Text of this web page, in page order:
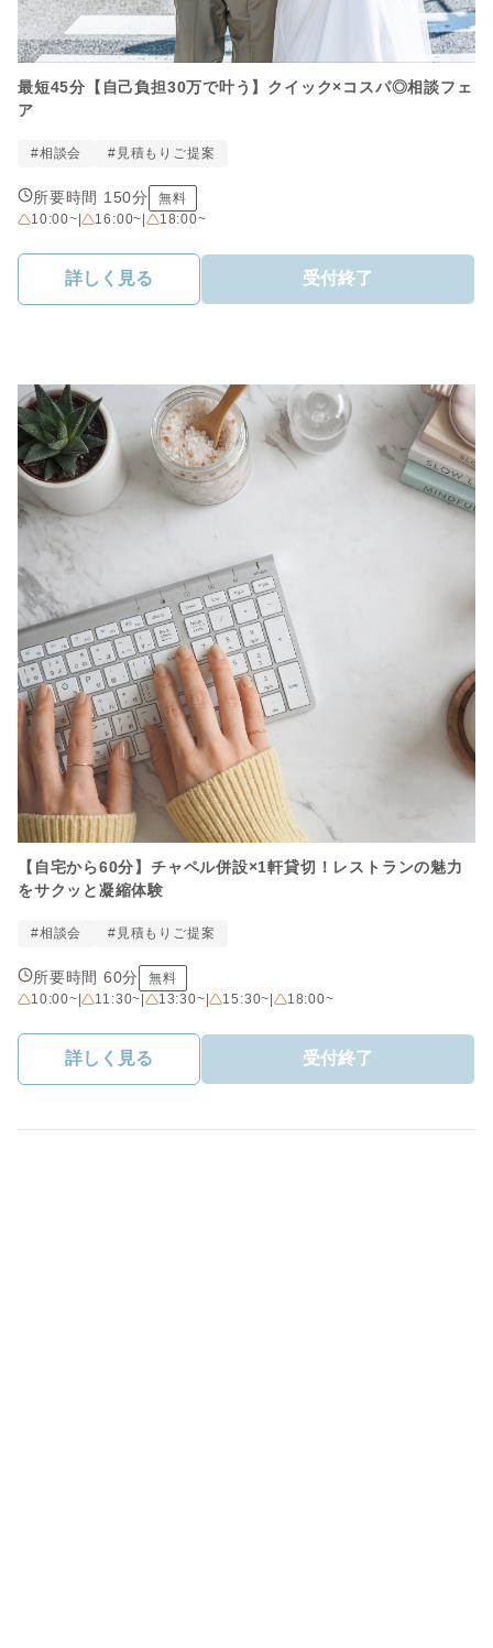
最短45分【自己負担30万で叶う】クイック×コスパ◎相談フェ
ア
#相談会 #見積もりご提案
所要時間 150分
無料
10:00~| 16:00~| 18:00~
詳しく見る 受付終了
【自宅から60分】チャペル併設×1軒貸切！レストランの魅力
をサクッと凝縮体験
#相談会 #見積もりご提案
所要時間 60分
無料
10:00~| 11:30~| 13:30~| 15:30~| 18:00~
詳しく見る 受付終了